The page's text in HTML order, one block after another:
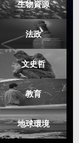
生物資源
法政
文史哲
教育
地球環境